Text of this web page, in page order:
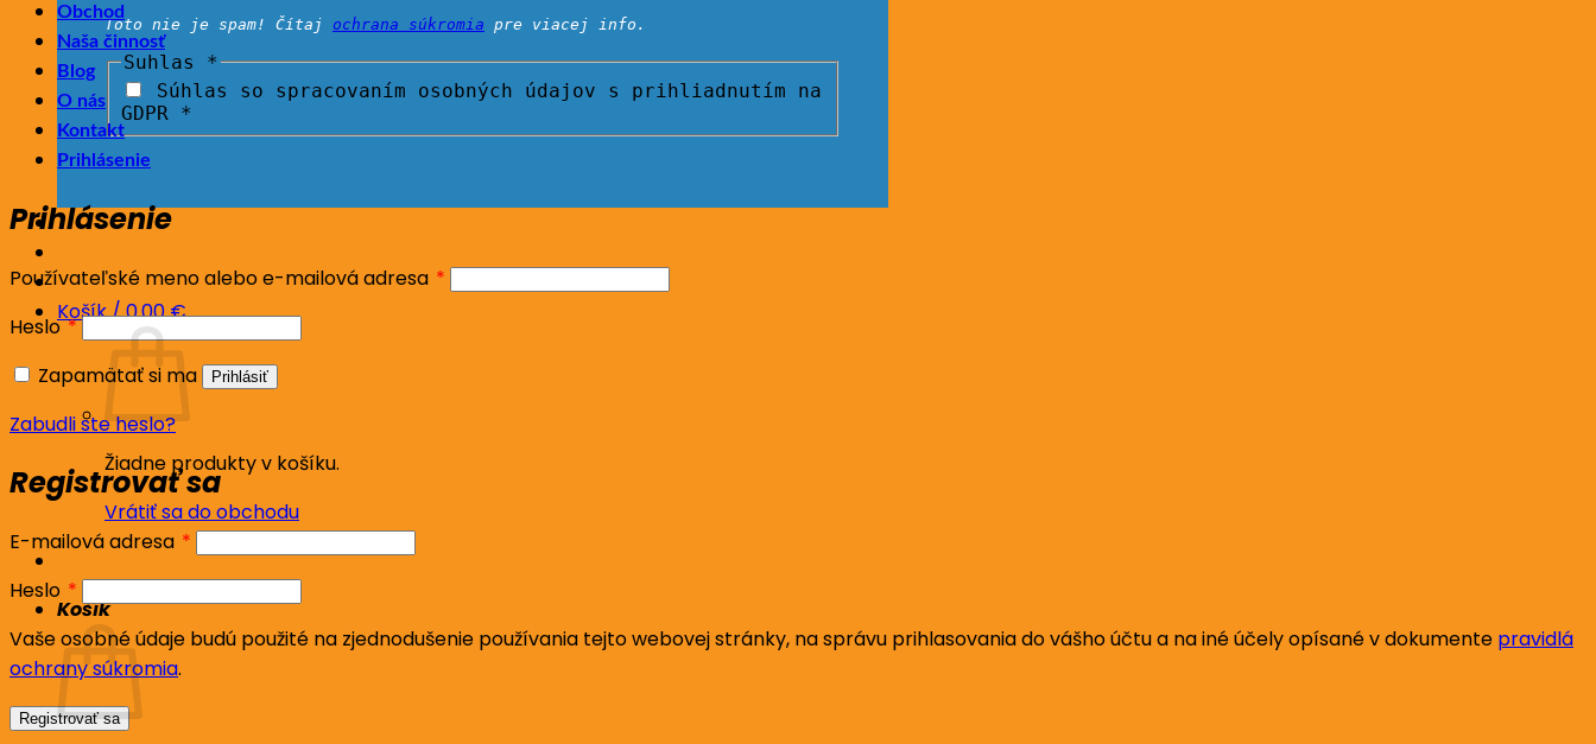
Toto nie je spam! Čítaj ochrana súkromia pre viacej info.
Suhlas *
Súhlas so spracovaním osobných údajov s prihliadnutím na
GDPR *
Košík /0.00€
Žiadne produkty v košíku.
Vrátiť sa do obchodu
Košík
Obchod
Naša činnosť
Blog
O nás
Kontakt
Prihlásenie
Prihlásenie
Používateľské meno alebo e-mailová adresa * Povinné
Heslo*Povinné
Zapamätať si ma
Prihlásiť
Zabudli ste heslo?
Registrovať sa
E-mailová adresa * Povinné
Heslo * Povinné
Vaše osobné údaje budú použité na zjednodušenie používania tejto webovej stránky, na správu prihlasovania do vášho účtu a na iné účely opísané v dokumente pravidlá
ochrany súkromia.
Registrovať sa